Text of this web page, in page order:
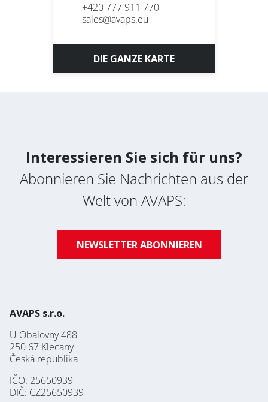
+420 777 911 770
sales@avaps.eu
DIE GANZE KARTE
Interessieren Sie sich für uns?
Abonnieren Sie Nachrichten aus der
Welt von AVAPS:
NEWSLETTER ABONNIEREN
AVAPS s.r.o.
U Obalovny 488
250 67 Klecany
Česká republika
IČO: 25650939
DIČ: CZ25650939
Nachrichten abonnieren
Datenschutz-Bestimmungen